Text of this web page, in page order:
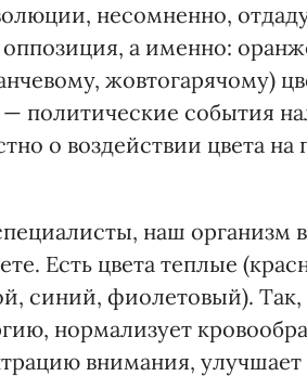
несомненно,
оппозиция, а именно:
жовтогарячому)
— политические события
о воздействии цвета
наш организм
Есть цвета теплые
синий, фиолетовый).
нормализует
внимания,